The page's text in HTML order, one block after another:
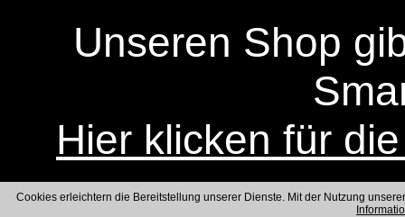
Unseren Shop
Hier klicken für
Cookies erleichtern die Bereitstellung unserer Dienste. Mit der Nutzung